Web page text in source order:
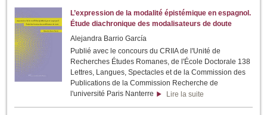
L’expression de la modalité épistémique en espagnol.
Étude diachronique des modalisateurs de doute
Alejandra Barrio García
Publié avec le concours du CRIIA de l'Unité de
Recherches Études Romanes, de l'École Doctorale 138
Lettres, Langues, Spectacles et de la Commission des
Publications de la Commission Recherche de
l'université Paris Nanterre
Lire la suite